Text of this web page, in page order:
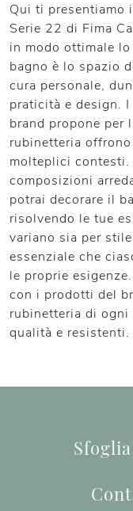
Qui ti presentiamo
Serie 22 di Fima
in modo ottimale
bagno è lo spazio
cura personale,
praticità e design.
brand propone per
rubinetteria
molteplici contesti.
composizioni
potrai decorare il
risolvendo le tue
variano sia per
essenziale che
le proprie
con i prodotti del
rubinetteria di
qualità e resistenti.